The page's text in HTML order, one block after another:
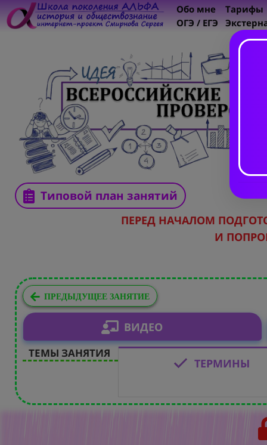
Обо мне
ОГЭ / ЕГЭ
Тарифы
Типовой план занятий
ПЕРЕД НАЧАЛОМ
И
ПРЕДЫДУЩЕЕ ЗАНЯТИЕ
ВИДЕО
ТЕМЫ ЗАНЯТИЯ
ТЕРМИНЫ